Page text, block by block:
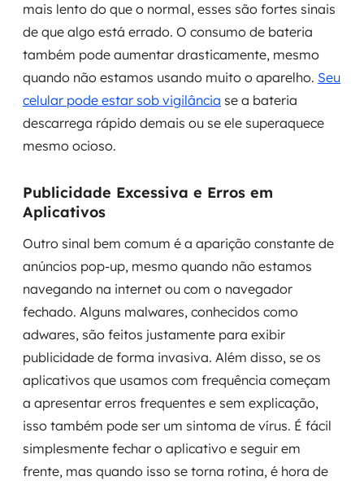
mais lento do que o normal, esses são fortes sinais
de que algo está errado. O consumo de bateria
também pode aumentar drasticamente, mesmo
quando não estamos usando muito o aparelho. Seu
celular pode estar sob vigilância se a bateria
descarrega rápido demais ou se ele superaquece
mesmo ocioso.
Publicidade Excessiva e Erros em
Aplicativos
Outro sinal bem comum é a aparição constante de
anúncios pop-up, mesmo quando não estamos
navegando na internet ou com o navegador
fechado. Alguns malwares, conhecidos como
adwares, são feitos justamente para exibir
publicidade de forma invasiva. Além disso, se os
aplicativos que usamos com frequência começam
a apresentar erros frequentes e sem explicação,
isso também pode ser um sintoma de vírus. É fácil
simplesmente fechar o aplicativo e seguir em
frente, mas quando isso se torna rotina, é hora de